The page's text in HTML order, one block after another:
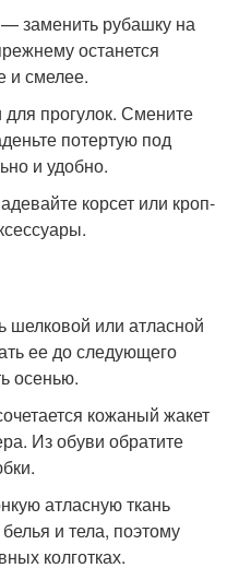
заменить рубашку на
останется
и смелее.
прогулок. Смените
потертую под
и удобно.
корсет или кроп-
шелковой или атласной
ее до следующего
осенью.
кожаный жакет
Из обуви обратите
атласную ткань
и тела, поэтому
колготках.